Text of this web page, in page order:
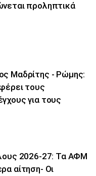
προληπτικά
Μαδρίτης - Ρώμης:
τους
για τους
2026-27: Τα ΑΦΜ
αίτηση- Οι